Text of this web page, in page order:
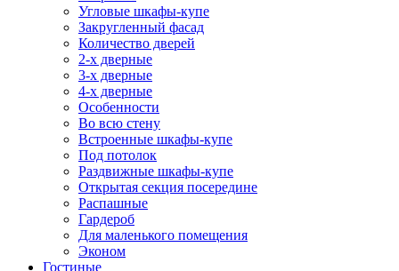
Угловые шкафы-купе
Закругленный фасад
Количество дверей
2-х дверные
3-х дверные
4-х дверные
Особенности
Во всю стену
Встроенные шкафы-купе
Под потолок
Раздвижные шкафы-купе
Открытая секция посередине
Распашные
Гардероб
Для маленького помещения
Эконом
Гостиные